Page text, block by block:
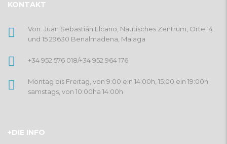
KONTAKT
Von. Juan Sebastián Elcano, Nautisches Zentrum, Orte 14
und 15 29630 Benalmadena, Malaga
+34 952 576 018/+34 952 964 176
Montag bis Freitag, von 9:00 ein 14:00h, 15:00 ein 19:00h
samstags, von 10:00ha 14:00h
+DIE INFO